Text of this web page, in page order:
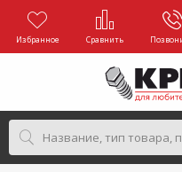
Избранное Сравнить